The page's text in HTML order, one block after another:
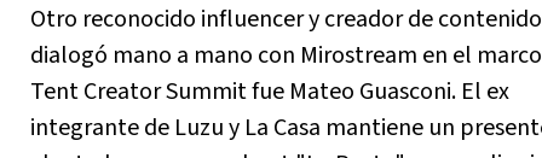
Otro reconocido influencer y creador de
dialogó mano a mano con Mirostream en el
Tent Creator Summit fue Mateo Guasconi. El ex
integrante de Luzu y La Casa mantiene un